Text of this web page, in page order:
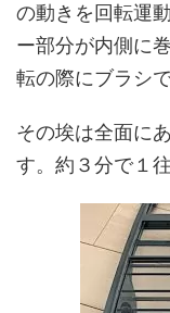
の動きを回転運
ー部分が内側に
転の際にブラシ
その埃は全面に
す。約３分で１